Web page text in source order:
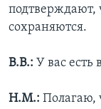
подтверждают,
сохраняются.
В.В.: У вас есть
Н.М.: Полагаю,